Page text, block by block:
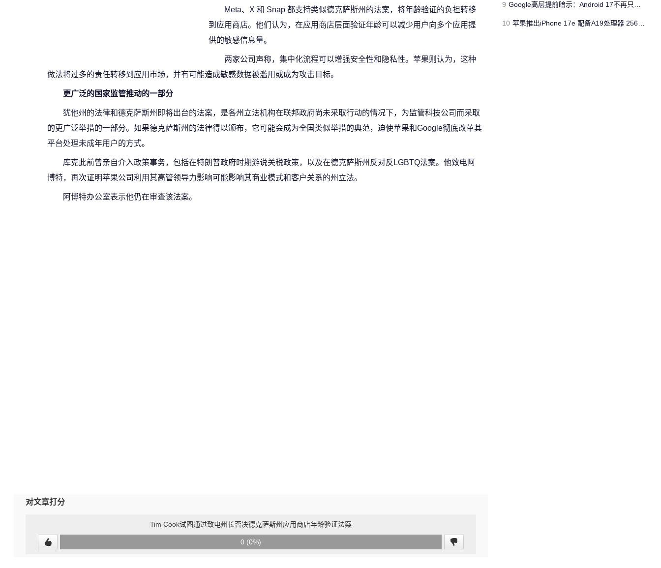
Meta、X 和 Snap 都支持类似德克萨斯州的法案，将年龄验证的负担转移
到应用商店。他们认为，在应用商店层面验证年龄可以减少用户向多个应用提
供的敏感信息量。
两家公司声称，集中化流程可以增强安全性和隐私性。苹果则认为，这种
做法将过多的责任转移到应用市场，并有可能造成敏感数据被滥用或成为攻击目标。
更广泛的国家监管推动的一部分
犹他州的法律和德克萨斯州即将出台的法案，是各州立法机构在联邦政府尚未采取行动的情况下，为监管科技公司而采取
的更广泛举措的一部分。如果德克萨斯州的法律得以颁布，它可能会成为全国类似举措的典范，迫使苹果和Google彻底改革其
平台处理未成年用户的方式。
库克此前曾亲自介入政策事务，包括在特朗普政府时期游说关税政策，以及在德克萨斯州反对反LGBTQ法案。他致电阿
博特，再次证明苹果公司利用其高管领导力影响可能影响其商业模式和客户关系的州立法。
阿博特办公室表示他仍在审查该法案。
对文章打分
Tim Cook试图通过致电州长否决德克萨斯州应用商店年龄验证法案
0 (0%)
9 Google高层提前暗示：Android 17不再只是操作系统
10 苹果推出iPhone 17e 配备A19处理器 256GB容量起步 刘海屏依旧